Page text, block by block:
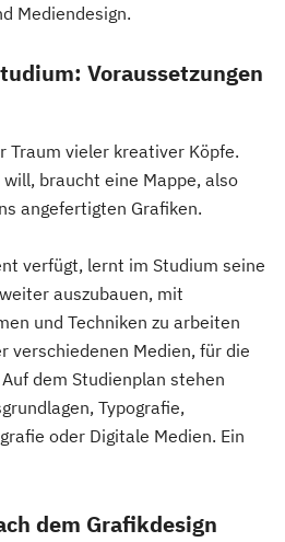
Mediendesign.
Voraussetzungen
Traum vieler kreativer Köpfe.
braucht eine Mappe, also
angefertigten Grafiken.
verfügt, lernt im Studium seine
auszubauen, mit
und Techniken zu arbeiten
verschiedenen Medien, für die
dem Studienplan stehen
Typografie,
oder Digitale Medien. Ein
dem Grafikdesign